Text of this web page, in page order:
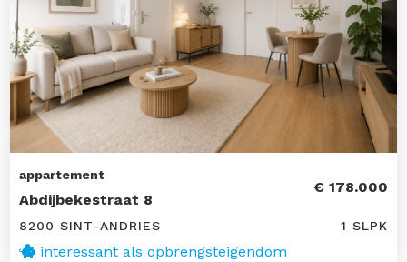
appartement
Abdijbekestraat 8
€ 178.000
8200 SINT-ANDRIES 1 SLPK
interessant als opbrengsteigendom